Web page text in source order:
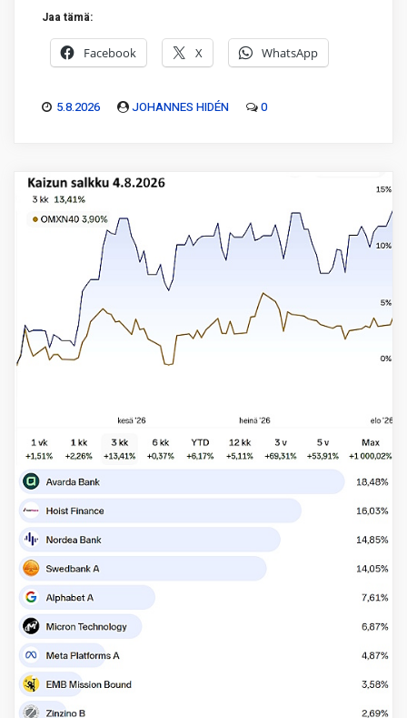
Jaa tämä:
Facebook X WhatsApp
5.8.2026 JOHANNES HIDÉN 0